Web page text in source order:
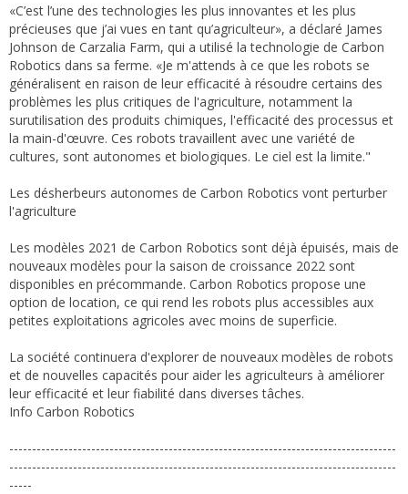
«C’est l’une des technologies les plus innovantes et les plus
précieuses que j’ai vues en tant qu’agriculteur», a déclaré James
Johnson de Carzalia Farm, qui a utilisé la technologie de Carbon
Robotics dans sa ferme. «Je m'attends à ce que les robots se
généralisent en raison de leur efficacité à résoudre certains des
problèmes les plus critiques de l'agriculture, notamment la
surutilisation des produits chimiques, l'efficacité des processus et
la main-d'œuvre. Ces robots travaillent avec une variété de
cultures, sont autonomes et biologiques. Le ciel est la limite."
Les désherbeurs autonomes de Carbon Robotics vont perturber
l'agriculture
Les modèles 2021 de Carbon Robotics sont déjà épuisés, mais de
nouveaux modèles pour la saison de croissance 2022 sont
disponibles en précommande. Carbon Robotics propose une
option de location, ce qui rend les robots plus accessibles aux
petites exploitations agricoles avec moins de superficie.
La société continuera d'explorer de nouveaux modèles de robots
et de nouvelles capacités pour aider les agriculteurs à améliorer
leur efficacité et leur fiabilité dans diverses tâches.
Info Carbon Robotics
-------------------------------------------------------------------------------------
-------------------------------------------------------------------------------------
-----